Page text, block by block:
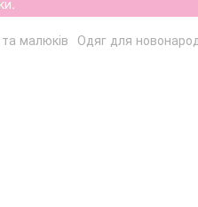
малюків Одяг для